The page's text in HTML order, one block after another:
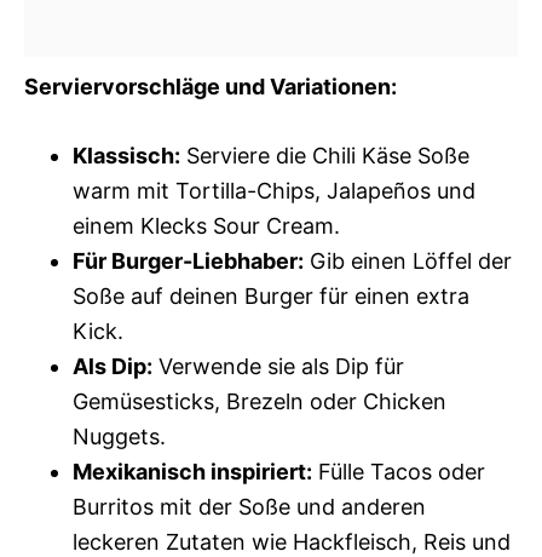
Serviervorschläge und Variationen:
Klassisch: Serviere die Chili Käse Soße
warm mit Tortilla-Chips, Jalapeños und
einem Klecks Sour Cream.
Für Burger-Liebhaber: Gib einen Löffel der
Soße auf deinen Burger für einen extra
Kick.
Als Dip: Verwende sie als Dip für
Gemüsesticks, Brezeln oder Chicken
Nuggets.
Mexikanisch inspiriert: Fülle Tacos oder
Burritos mit der Soße und anderen
leckeren Zutaten wie Hackfleisch, Reis und